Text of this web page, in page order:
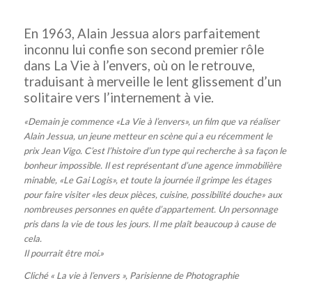
En 1963, Alain Jessua alors parfaitement
inconnu lui confie son second premier rôle
dans La Vie à l’envers, où on le retrouve,
traduisant à merveille le lent glissement d’un
solitaire vers l’internement à vie.
«Demain je commence «La Vie à l’envers», un film que va réaliser
Alain Jessua, un jeune metteur en scène qui a eu récemment le
prix Jean Vigo. C’est l’histoire d’un type qui recherche à sa façon le
bonheur impossible. Il est représentant d’une agence immobilière
minable, «Le Gai Logis», et toute la journée il grimpe les étages
pour faire visiter «les deux pièces, cuisine, possibilité douche» aux
nombreuses personnes en quête d’appartement. Un personnage
pris dans la vie de tous les jours. Il me plaît beaucoup à cause de
cela.
Il pourrait être moi.»
Cliché « La vie à l’envers », Parisienne de Photographie